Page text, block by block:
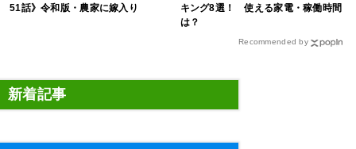
51話》令和版・農家に嫁入り
キング8選！ 使える家電・稼働時間
は？
Recommended by
新着記事